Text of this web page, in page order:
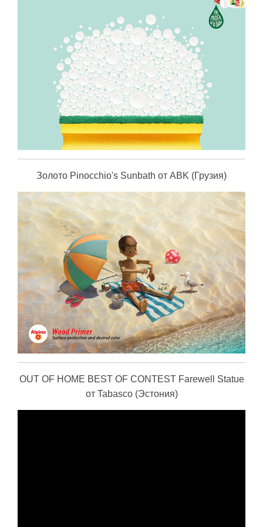
Золото Pinocchio's Sunbath от ABK (Грузия)
OUT OF HOME BEST OF CONTEST Farewell Statue
от Tabasco (Эстония)